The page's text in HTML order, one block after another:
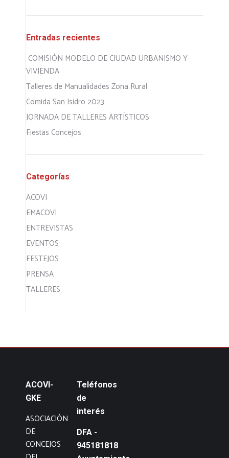
Entradas recientes
COMISIÓN MODELO DE CIUDAD URBANISMO Y
VIVIENDA
Talleres de Manualidades Zona Rural
Comida San Isidro 2023
JORNADA DE TALLERES ARTÍSTICOS
Fiestas Concejos
Categorías
ACOVI
EMACOVI
ENTREVISTAS
EVENTOS
FESTEJOS
PRENSA
TALLERES
ACOVI-
GKE
ASOCIACIÓN
DE
CONCEJOS
Teléfonos
de
interés
DFA -
945181818